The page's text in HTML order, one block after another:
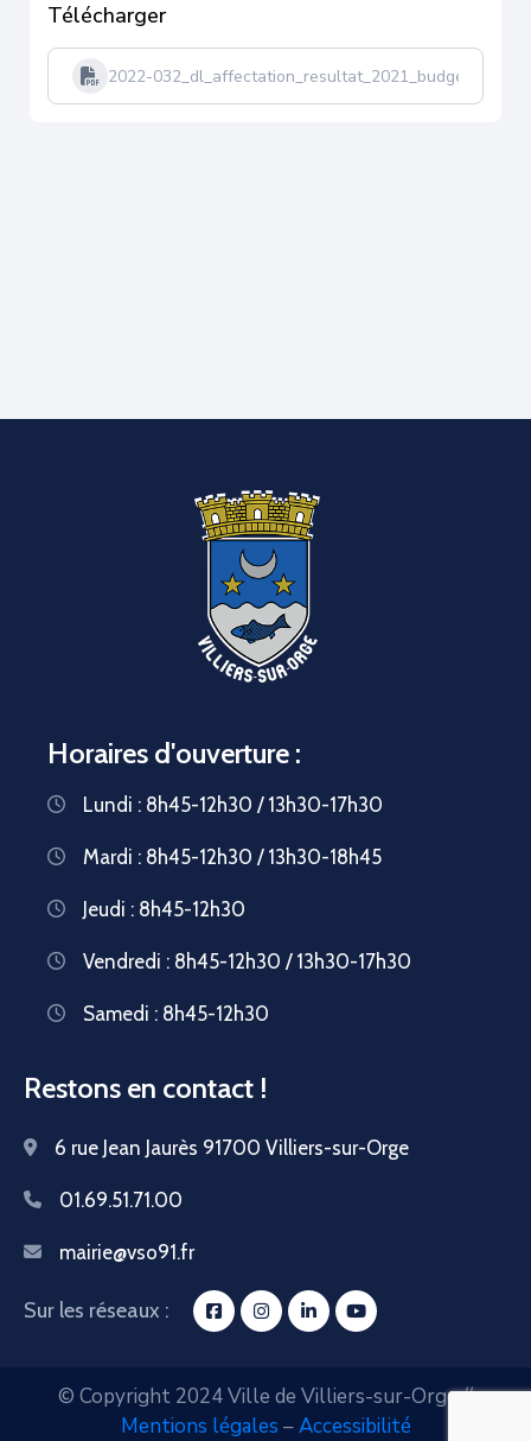
Télécharger
2022-
Horaires d'ouverture :
Lundi : 8h45-12h30 / 13h30-17h30
Mardi : 8h45-12h30 / 13h30-18h45
Jeudi : 8h45-12h30
Vendredi : 8h45-12h30 / 13h30-17h30
Samedi : 8h45-12h30
Restons en contact !
6 rue Jean Jaurès 91700 Villiers-sur-Orge
01.69.51.71.00
mairie@vso91.fr
Sur les réseaux :
© Copyright 2024 Ville de Villiers-sur-Orge //
Mentions légales –Accessibilité